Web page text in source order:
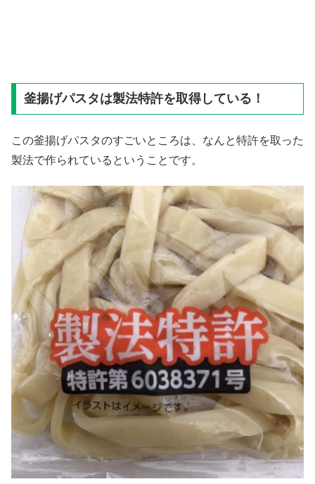
釜揚げパスタは製法特許を取得している！
この釜揚げパスタのすごいところは、なんと特許を取った
製法で作られているということです。